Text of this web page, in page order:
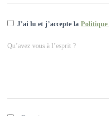
J’ai lu et j’accepte la Politique
Qu’avez vous à l’esprit ?